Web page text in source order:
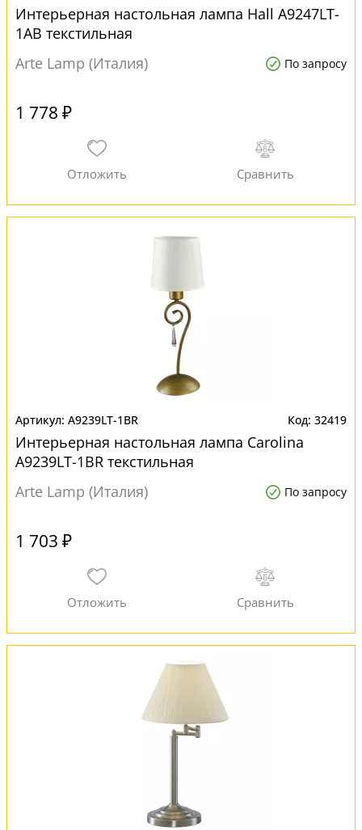
Интерьерная настольная лампа Hall A9247LT-
1AB текстильная
Arte Lamp (Италия)
По запросу
1 778 ₽
A9239LT-1BR 32419
Интерьерная настольная лампа Carolina
A9239LT-1BR текстильная
Arte Lamp (Италия)
По запросу
1 703 ₽